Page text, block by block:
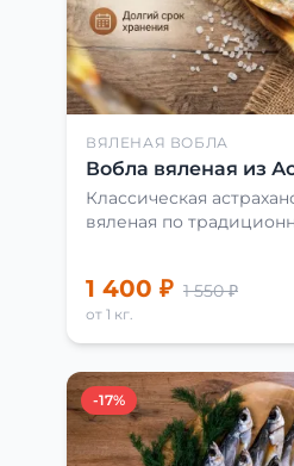
ВЯЛЕНАЯ ВОБЛА
Вобла вяленая из
Классическая
вяленая по
1 400 ₽ 1 550 ₽
от 1 кг.
-17%